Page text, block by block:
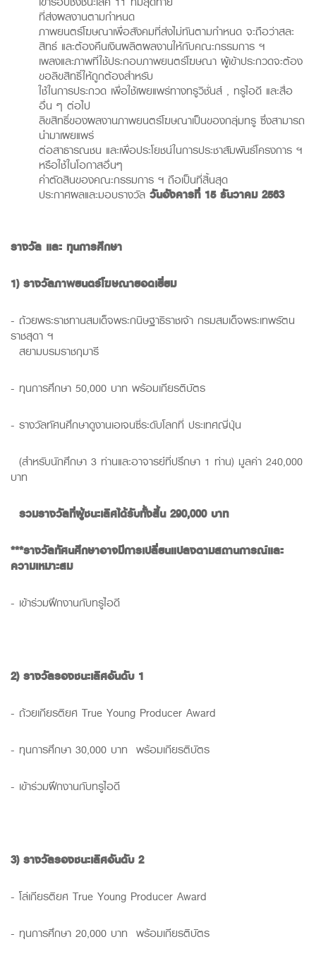
ที่ส่งผลงานตามกำหนด
ภาพยนตร์โฆษณาเพื่อสังคมที่ส่งไม่ทันตามกำหนด จะถือว่าสละ
สิทธ์ และต้องคืนเงินผลิตผลงานให้กับคณะกรรมการ ฯ
เพลงและภาพที่ใช้ประกอบภาพยนตร์โฆษณา ผู้เข้าประกวดจะต้อง
ขอลิขสิทธิ์ให้ถูกต้องสำหรับ
ใช้ในการประกวด เพื่อใช้เผยแพร่ทางทรูวิชั่นส์ , ทรูไอดี และสื่อ
อื่น ๆ ต่อไป
ลิขสิทธิ์ของผลงานภาพยนตร์โฆษณาเป็นของกลุ่มทรู ซึ่งสามารถ
นำมาเผยแพร่
ต่อสาธารณชน และเพื่อประโยชน์ในการประชาสัมพันธ์โครงการ ฯ
หรือใช้ในโอกาสอื่นๆ
คำตัดสินของคณะกรรมการ ฯ ถือเป็นที่สิ้นสุด
ประกาศผลและมอบรางวัล วันอังคารที่ 15 ธันวาคม 2563
รางวัล และ ทุนการศึกษา
1) รางวัลภาพยนตร์โฆษณายอดเยี่ยม
- ถ้วยพระราชทานสมเด็จพระกนิษฐาธิราชเจ้า กรมสมเด็จพระเทพรัตน
ราชสุดา ฯ
สยามบรมราชกุมารี
- ทุนการศึกษา 50,000 บาท พร้อมเกียรติบัตร
- รางวัลทัศนศึกษาดูงานเอเจนซี่ระดับโลกที่ ประเทศญี่ปุ่น
(สำหรับนักศึกษา 3 ท่านและอาจารย์ที่ปรึกษา 1 ท่าน) มูลค่า 240,000
บาท
รวมรางวัลที่ผู้ชนะเลิศได้รับทั้งสิ้น 290,000 บาท
***รางวัลทัศนศึกษาอาจมีการเปลี่ยนแปลงตามสถานการณ์และ
ความเหมาะสม
- เข้าร่วมฝึกงานกับทรูไอดี
2) รางวัลรองชนะเลิศอันดับ 1
- ถ้วยเกียรติยศ True Young Producer Award
- ทุนการศึกษา 30,000 บาท พร้อมเกียรติบัตร
- เข้าร่วมฝึกงานกับทรูไอดี
3) รางวัลรองชนะเลิศอันดับ 2
- โล่เกียรติยศ True Young Producer Award
- ทุนการศึกษา 20,000 บาท พร้อมเกียรติบัตร